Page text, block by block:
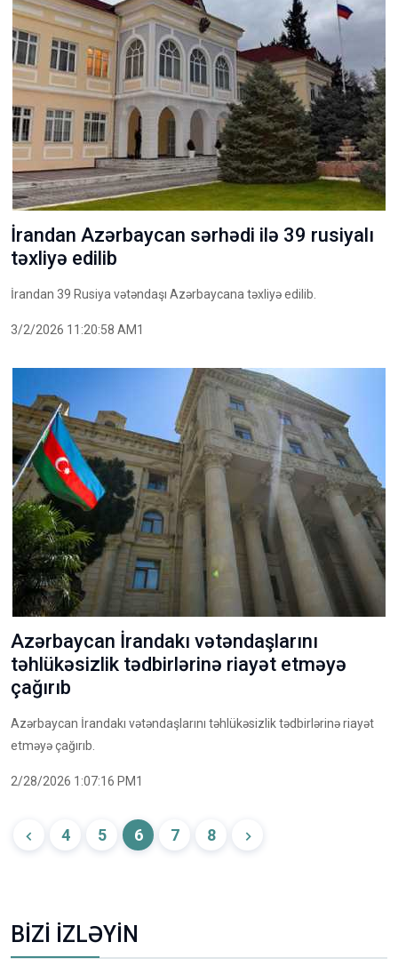
İrandan Azərbaycan sərhədi ilə 39 rusiyalı
təxliyə edilib
İrandan 39 Rusiya vətəndaşı Azərbaycana təxliyə edilib.
3/2/2026 11:20:58 AM1
Azərbaycan İrandakı vətəndaşlarını
təhlükəsizlik tədbirlərinə riayət etməyə
çağırıb
Azərbaycan İrandakı vətəndaşlarını təhlükəsizlik tədbirlərinə riayət
etməyə çağırıb.
2/28/2026 1:07:16 PM1
4 5 6 7 8
BİZİ İZLƏYİN